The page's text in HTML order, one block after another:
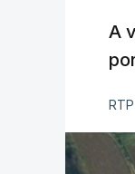
A
RTP